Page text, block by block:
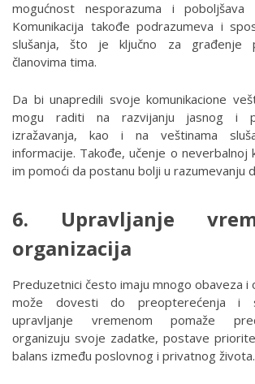
mogućnost nesporazuma i poboljšava
Komunikacija takođe podrazumeva i
slušanja, što je ključno za građenje
članovima tima.
Da bi unapredili svoje komunikacione
mogu raditi na razvijanju jasnog i
izražavanja, kao i na veštinama
informacije. Takođe, učenje o neverbalnoj
im pomoći da postanu bolji u razumevanju
6. Upravljanje
organizacija
Preduzetnici često imaju mnogo obaveza
može dovesti do preopterećenja i
upravljanje vremenom pomaže
organizuju svoje zadatke, postave
balans između poslovnog i privatnog života.